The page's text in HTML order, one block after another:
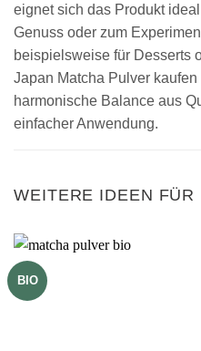
eignet sich das Produkt
Genuss oder zum
beispielsweise für Desserts
Japan Matcha Pulver
harmonische Balance aus
einfacher Anwendung.
WEITERE IDEEN
BIO